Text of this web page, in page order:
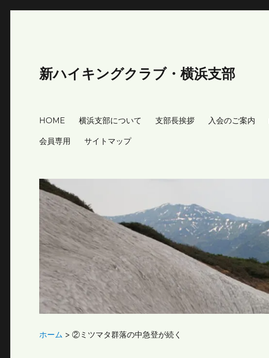
新ハイキングクラブ・横浜支部
HOME 横浜支部について 支部長挨拶 入会のご案内
会員専用 サイトマップ
ホーム >②ミツマタ群落の中急登が続く